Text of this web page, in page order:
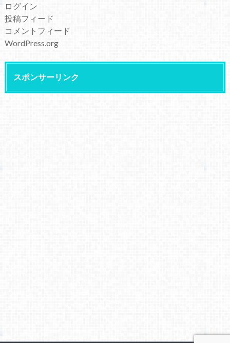
ログイン
投稿フィード
コメントフィード
WordPress.org
スポンサーリンク